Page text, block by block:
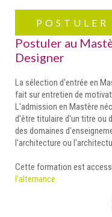
POSTULER
Postuler au
Designer
La sélection d'entrée en
fait sur entretien de
L'admission en Mastère
d'être titulaire d'un titre ou
des domaines
l'architecture ou
Cette formation est
l'alternance.